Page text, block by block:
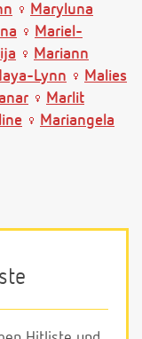
Maryluna
Mariel-
Mariann
Lynn
Malies
Marlit
Mariangela